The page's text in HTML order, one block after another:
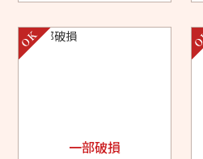
一部破損